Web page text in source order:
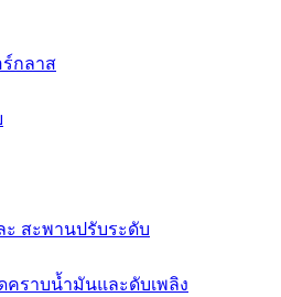
ร์กลาส
ะ สะพานปรับระดับ
คราบน้ำมันและดับเพลิง